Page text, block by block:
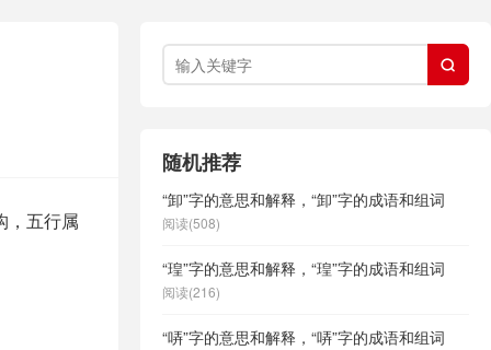
，五行属

随机推荐
“卸”字的意思和解释，“卸”字的成语和组词
阅读(508)
“瑝”字的意思和解释，“瑝”字的成语和组词
阅读(216)
“哢”字的意思和解释，“哢”字的成语和组词